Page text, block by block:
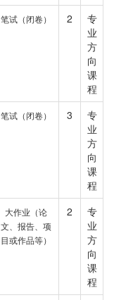
笔试（闭卷） 2
专
业
方
向
课
程
笔试（闭卷） 3
专
业
方
向
课
程
大作业（论
文、报告、项
目或作品等）
2
专
业
方
向
课
程